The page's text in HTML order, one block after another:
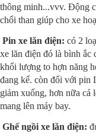
thông minh...vvv. Động
chổi than giúp cho xe
Pin xe lăn điện: có 2
xe lăn điện đó là bình
khối lượng to hợn năng
đang kể. còn đối với pin
giảm xuống, hơn nữa cá
mang lên máy bay.
Ghế ngồi xe lăn điện: